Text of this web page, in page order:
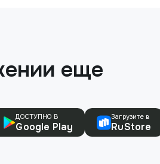
еще
ДОСТУПНО В
Google Play
Загрузите в
RuStore